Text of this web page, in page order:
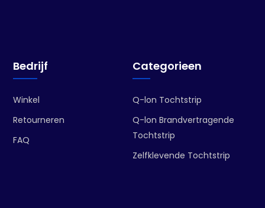
Categorieen
Q-lon Tochtstrip
Q-lon Brandvertragende
Tochtstrip
Zelfklevende Tochtstrip
Bedrijf
Winkel
Retourneren
FAQ